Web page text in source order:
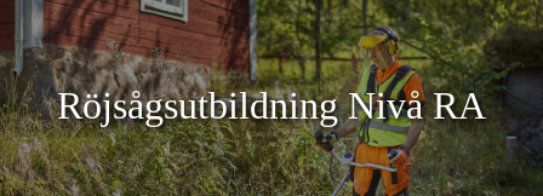
Röjsågsutbildning Nivå RA